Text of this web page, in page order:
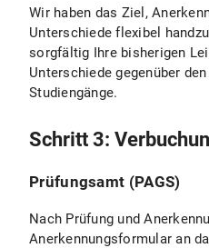
Wir haben das Ziel,
Unterschiede flexibel
sorgfältig Ihre bisherigen
Unterschiede gegenüber
Studiengänge.
Schritt 3:
Prüfungsamt (PAGS)
Nach Prüfung und
Anerkennungsformular an